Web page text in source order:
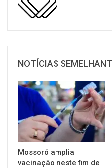
NOTÍCIAS
Mossoró amplia
vacinação neste fim de